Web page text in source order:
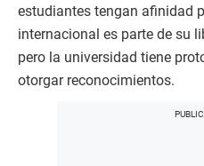
estudiantes tengan afinidad
internacional es parte de su
pero la universidad tiene
otorgar reconocimientos.